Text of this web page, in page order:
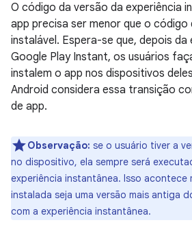
O código da versão da experiência
app precisa ser menor que o código
instalável. Espera-se que, depois da
Google Play Instant, os usuários
instalem o app nos dispositivos
Android considera essa transição
de app.
Observação: se o usuário tiver a
no dispositivo, ela sempre será
experiência instantânea. Isso acontece
instalada seja uma versão mais antiga
com a experiência instantânea.